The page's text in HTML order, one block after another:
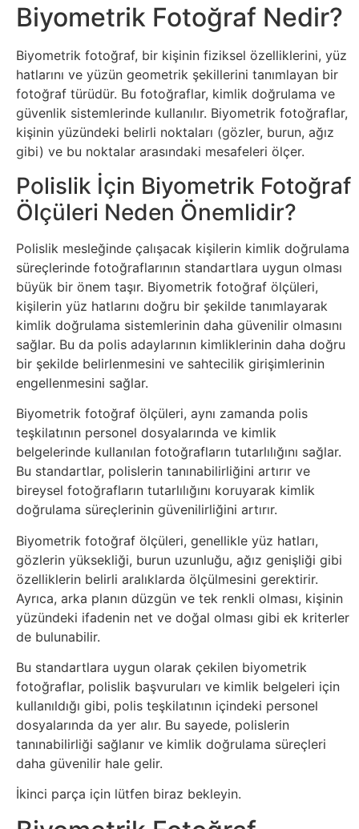
Devlet
Eğitim
Elektronik
Cihazlar
Facebook
Felsefe
Finans
Genel
Gezi
Gizem
Grafik
&
Tasarım
Güvenlik
Haber
Hayvanlar
Hobi
Hosting
Hukuk
İnstagram
Biyometrik Fotoğraf Nedir?
Biyometrik fotoğraf, bir kişinin fiziksel özelliklerini, yüz
hatlarını ve yüzün geometrik şekillerini tanımlayan bir
fotoğraf türüdür. Bu fotoğraflar, kimlik doğrulama ve
güvenlik sistemlerinde kullanılır. Biyometrik fotoğraflar,
kişinin yüzündeki belirli noktaları (gözler, burun, ağız
gibi) ve bu noktalar arasındaki mesafeleri ölçer.
Polislik İçin Biyometrik Fotoğraf
Ölçüleri Neden Önemlidir?
Polislik mesleğinde çalışacak kişilerin kimlik doğrulama
süreçlerinde fotoğraflarının standartlara uygun olması
büyük bir önem taşır. Biyometrik fotoğraf ölçüleri,
kişilerin yüz hatlarını doğru bir şekilde tanımlayarak
kimlik doğrulama sistemlerinin daha güvenilir olmasını
sağlar. Bu da polis adaylarının kimliklerinin daha doğru
bir şekilde belirlenmesini ve sahtecilik girişimlerinin
engellenmesini sağlar.
Biyometrik fotoğraf ölçüleri, aynı zamanda polis
teşkilatının personel dosyalarında ve kimlik
belgelerinde kullanılan fotoğrafların tutarlılığını sağlar.
Bu standartlar, polislerin tanınabilirliğini artırır ve
bireysel fotoğrafların tutarlılığını koruyarak kimlik
doğrulama süreçlerinin güvenilirliğini artırır.
Biyometrik fotoğraf ölçüleri, genellikle yüz hatları,
gözlerin yüksekliği, burun uzunluğu, ağız genişliği gibi
özelliklerin belirli aralıklarda ölçülmesini gerektirir.
Ayrıca, arka planın düzgün ve tek renkli olması, kişinin
yüzündeki ifadenin net ve doğal olması gibi ek kriterler
de bulunabilir.
Bu standartlara uygun olarak çekilen biyometrik
fotoğraflar, polislik başvuruları ve kimlik belgeleri için
kullanıldığı gibi, polis teşkilatının içindeki personel
dosyalarında da yer alır. Bu sayede, polislerin
tanınabilirliği sağlanır ve kimlik doğrulama süreçleri
daha güvenilir hale gelir.
İkinci parça için lütfen biraz bekleyin.